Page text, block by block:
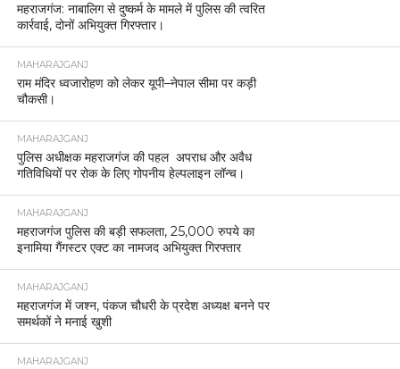
महराजगंज: नाबालिग से दुष्कर्म के मामले में पुलिस की त्वरित
कार्रवाई, दोनों अभियुक्त गिरफ्तार।
MAHARAJGANJ
राम मंदिर ध्वजारोहण को लेकर यूपी–नेपाल सीमा पर कड़ी
चौकसी।
MAHARAJGANJ
पुलिस अधीक्षक महराजगंज की पहल अपराध और अवैध
गतिविधियों पर रोक के लिए गोपनीय हेल्पलाइन लॉन्च।
MAHARAJGANJ
महराजगंज पुलिस की बड़ी सफलता, 25,000 रुपये का
इनामिया गैंगस्टर एक्ट का नामजद अभियुक्त गिरफ्तार
MAHARAJGANJ
महराजगंज में जश्न, पंकज चौधरी के प्रदेश अध्यक्ष बनने पर
समर्थकों ने मनाई खुशी
MAHARAJGANJ